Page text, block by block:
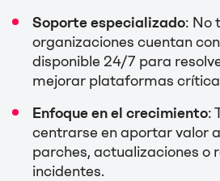
Soporte especializado: No
organizaciones cuentan
disponible 24/7 para
mejorar plataformas
Enfoque en el crecimiento:
centrarse en aportar valor
parches, actualizaciones o
incidentes.